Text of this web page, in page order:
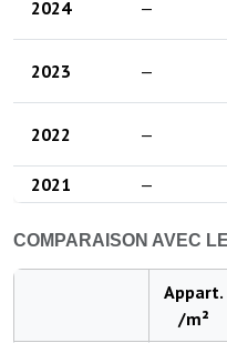
2024 —
2023 —
2022 —
2021 —
COMPARAISON AVEC
Appart.
/m²